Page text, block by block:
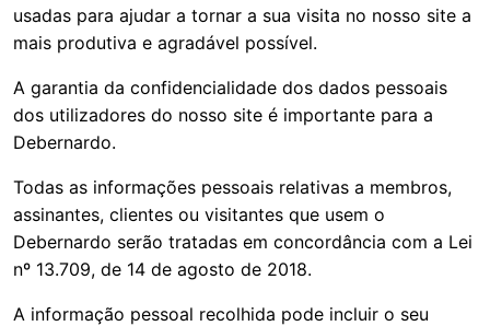
usadas para ajudar a tornar a sua visita no nosso site a
mais produtiva e agradável possível.
A garantia da confidencialidade dos dados pessoais
dos utilizadores do nosso site é importante para a
Debernardo.
Todas as informações pessoais relativas a membros,
assinantes, clientes ou visitantes que usem o
Debernardo serão tratadas em concordância com a Lei
nº 13.709, de 14 de agosto de 2018.
A informação pessoal recolhida pode incluir o seu